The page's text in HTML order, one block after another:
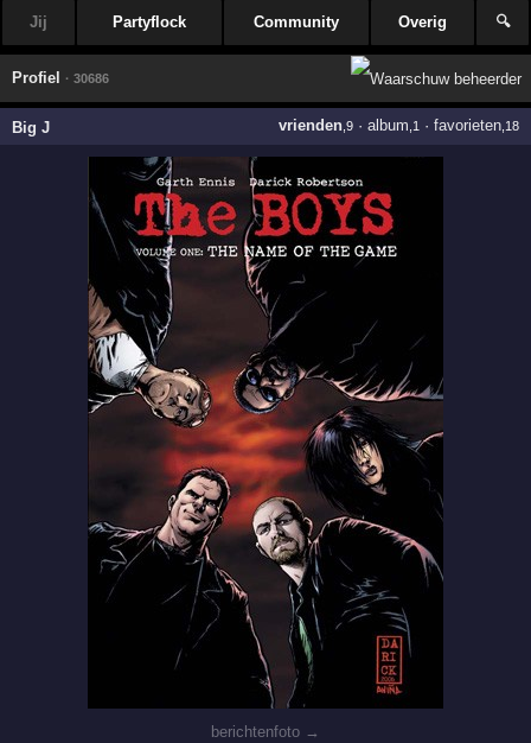
Jij Partyflock Community Overig 🔍
Profiel · 30686
Big J vrienden,9· album ,1 · favorieten,18
berichtenfoto →